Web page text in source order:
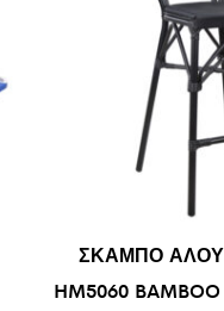
ΣΚΑΜΠΟ
HM5060